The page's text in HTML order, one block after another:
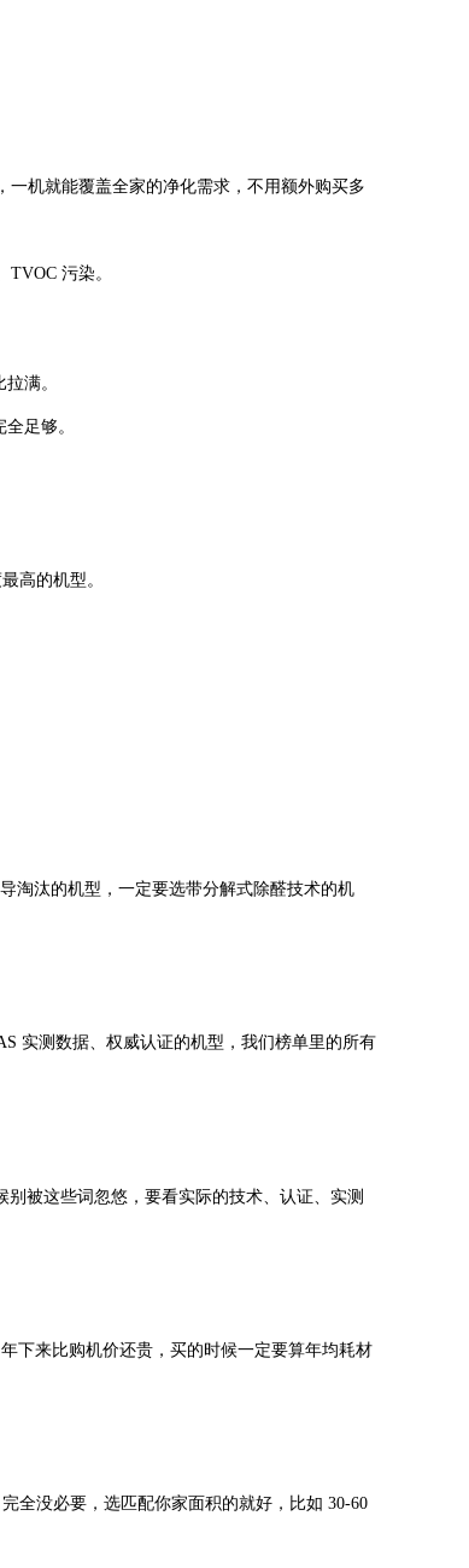
一机就能覆盖全家的净化需求，不用额外购买多
污染。
满。
足够。
高的机型。
淘汰的机型，一定要选带分解式除醛技术的机
实测数据、权威认证的机型，我们榜单里的所有
被这些词忽悠，要看实际的技术、认证、实测
下来比购机价还贵，买的时候一定要算年均耗材
全没必要，选匹配你家面积的就好，比如 30-60